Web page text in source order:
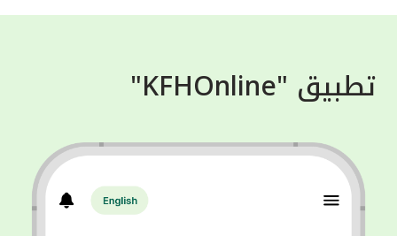
تطبيق "KFHOnline"